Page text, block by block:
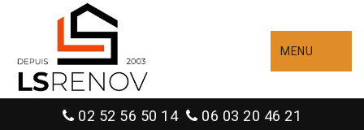
MENU
02 52 56 50 14 06 03 20 46 21